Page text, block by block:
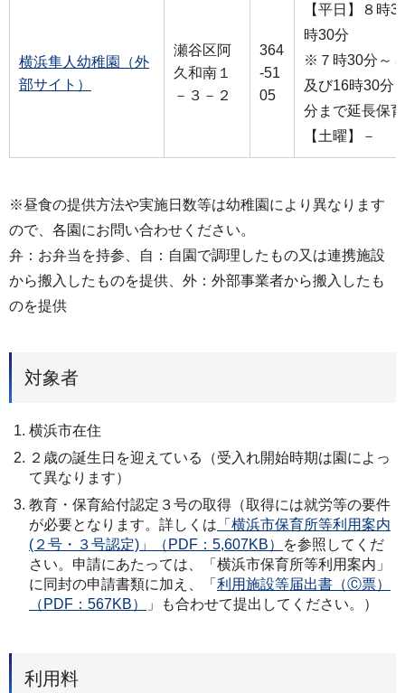
横浜隼人幼稚園（外
部サイト）
瀬谷区阿
久和南１
－３－２
364
-51
05
【平日】８時
時30分
※７時30分～
及び16時30分
分まで延長保
【土曜】－
※昼食の提供方法や実施日数等は幼稚園により異なります
ので、各園にお問い合わせください。
弁：お弁当を持参、自：自園で調理したもの又は連携施設
から搬入したものを提供、外：外部事業者から搬入したも
のを提供
対象者
横浜市在住
２歳の誕生日を迎えている（受入れ開始時期は園によっ
て異なります）
教育・保育給付認定３号の取得（取得には就労等の要件
が必要となります。詳しくは 「横浜市保育所等利用案内
(２号・３号認定)」（PDF：5,607KB）
を参照してくだ
さい。申請にあたっては、「横浜市保育所等利用案内」
に同封の申請書類に加え、「 利用施設等届出書（Ⓒ票）
（PDF：567KB）
」も合わせて提出してください。）
利用料